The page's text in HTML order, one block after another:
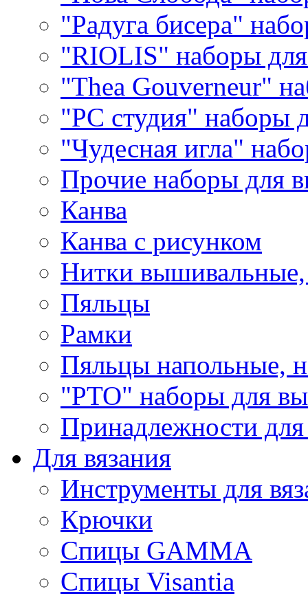
"Радуга бисера"
"RIOLIS" наборы
"Thea Gouverneur"
"РС студия" наборы
"Чудесная игла"
Прочие наборы для
Канва
Канва с рисунком
Нитки
Пяльцы
Рамки
Пяльцы напольные,
"РТО" наборы для
Принадлежности
Для вязания
Инструменты для
Крючки
Спицы GAMMA
Спицы Visantia